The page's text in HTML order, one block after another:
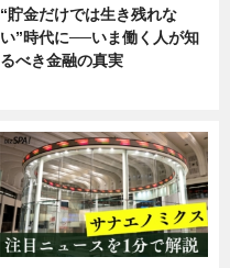
“貯金だけでは生き残れな
い”時代に──いま働く人が知
るべき金融の真実